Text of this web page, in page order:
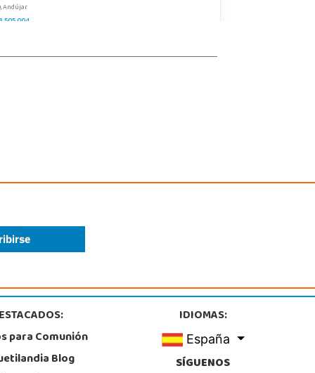
Andújar
505 004
POCAS UNIDADES
Juguetilandia Córdoba
Córdoba
Tienda
para Comunión
Blog
IDIOMAS:
España
SÍGUENOS